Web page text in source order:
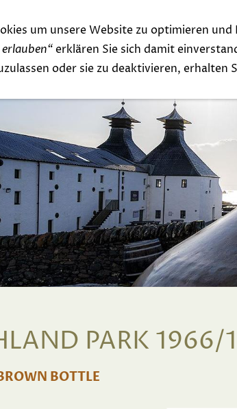
Offer Top Rarities Whisky
PARK
BOTTLE
um unsere Website zu optimieren und
erlauben“erklären Sie sich damit
oder sie zu deaktivieren,